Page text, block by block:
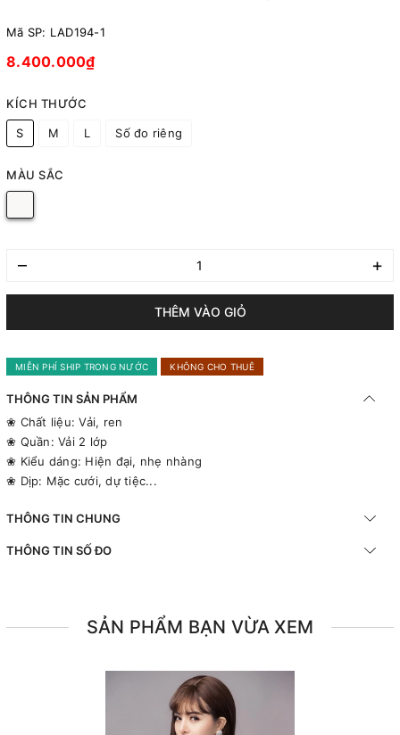
Mã SP: LAD194-1
8.400.000₫
KÍCH THƯỚC
S M L Số đo riêng
MÀU SẮC
– +
THÊM VÀO GIỎ
MIỄN PHÍ SHIP TRONG NƯỚC KHÔNG CHO THUÊ
THÔNG TIN SẢN PHẨM
❀ Chất liệu: Vải, ren
❀ Quần: Vải 2 lớp
❀ Kiểu dáng: Hiện đại, nhẹ nhàng
❀ Dịp: Mặc cưới, dự tiệc...
THÔNG TIN CHUNG
THÔNG TIN SỐ ĐO
SẢN PHẨM BẠN VỪA XEM